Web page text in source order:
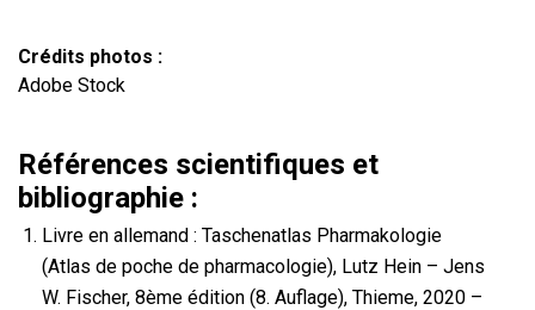
Crédits photos :
Adobe Stock
Références scientifiques et
bibliographie :
Livre en allemand : Taschenatlas Pharmakologie
(Atlas de poche de pharmacologie), Lutz Hein – Jens
W. Fischer, 8ème édition (8. Auflage), Thieme, 2020 –